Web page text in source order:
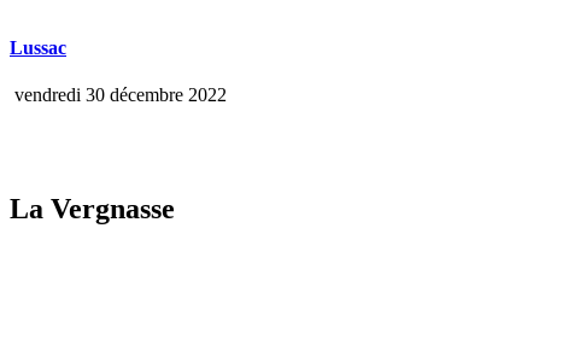
Lussac
vendredi 30 décembre 2022
La Vergnasse